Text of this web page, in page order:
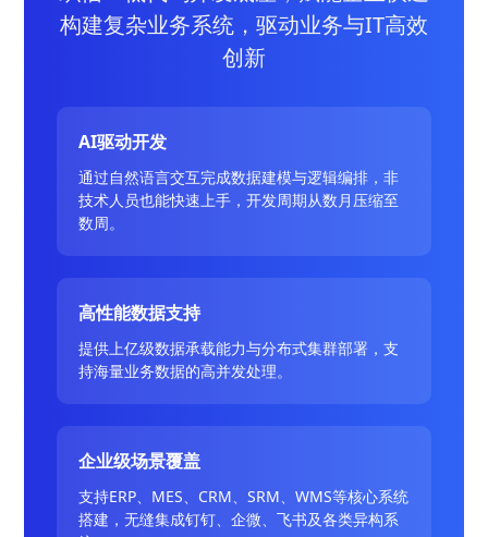
构建复杂业务系统，驱动业务与IT高效
创新
AI驱动开发
通过自然语言交互完成数据建模与逻辑编排，非
技术人员也能快速上手，开发周期从数月压缩至
数周。
高性能数据支持
提供上亿级数据承载能力与分布式集群部署，支
持海量业务数据的高并发处理。
企业级场景覆盖
支持ERP、MES、CRM、SRM、WMS等核心系统
搭建，无缝集成钉钉、企微、飞书及各类异构系